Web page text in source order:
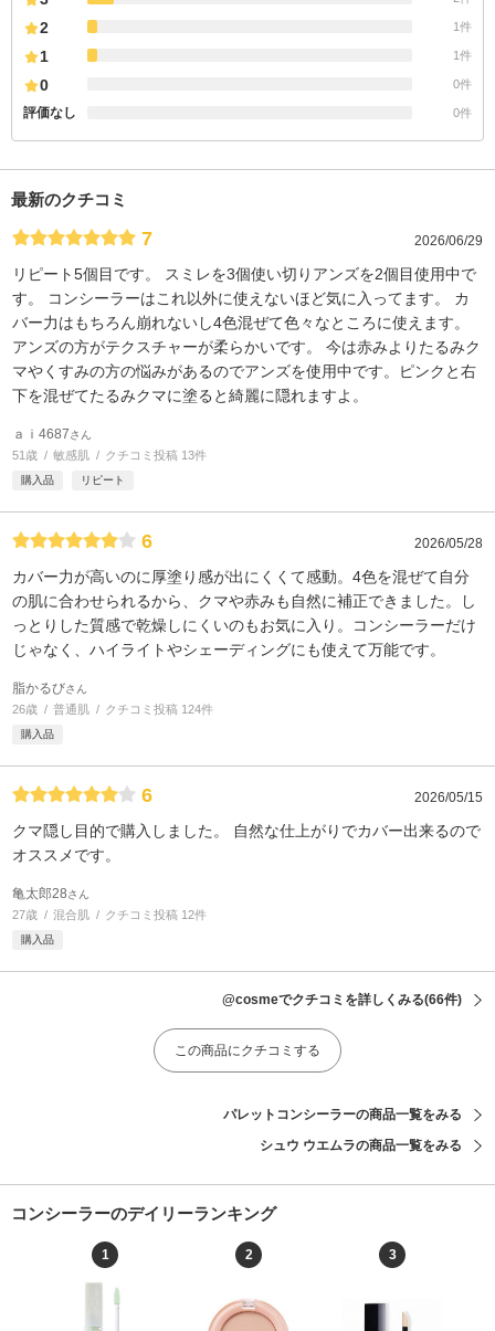
2 1件
1 1件
0 0件
評価なし 0件
最新のクチコミ
7 2026/06/29
リピート5個目です。 スミレを3個使い切りアンズを2個目使用中で
す。 コンシーラーはこれ以外に使えないほど気に入ってます。 カ
バー力はもちろん崩れないし4色混ぜて色々なところに使えます。
アンズの方がテクスチャーが柔らかいです。 今は赤みよりたるみク
マやくすみの方の悩みがあるのでアンズを使用中です。ピンクと右
下を混ぜてたるみクマに塗ると綺麗に隠れますよ。
ａｉ4687さん
51歳 敏感肌 クチコミ投稿 13件
購入品 リピート
6 2026/05/28
カバー力が高いのに厚塗り感が出にくくて感動。4色を混ぜて自分
の肌に合わせられるから、クマや赤みも自然に補正できました。し
っとりした質感で乾燥しにくいのもお気に入り。コンシーラーだけ
じゃなく、ハイライトやシェーディングにも使えて万能です。
脂かるびさん
26歳 普通肌 クチコミ投稿 124件
購入品
6 2026/05/15
クマ隠し目的で購入しました。 自然な仕上がりでカバー出来るので
オススメです。
亀太郎28さん
27歳 混合肌 クチコミ投稿 12件
購入品
@cosmeでクチコミを詳しくみる(66件)
この商品にクチコミする
パレットコンシーラーの商品一覧をみる
シュウ ウエムラの商品一覧をみる
コンシーラーのデイリーランキング
1 2 3